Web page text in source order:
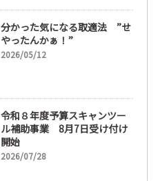
分かった気になる取適法 ”せ
やったんかぁ！”
2026/05/12
令和８年度予算スキャンツー
ル補助事業 8月7日受け付け
開始
2026/07/28